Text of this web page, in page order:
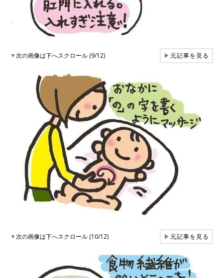
▼次の画像は下へスクロール (9/12) ▶元記事を見る
▼次の画像は下へスクロール (10/12) ▶元記事を見る